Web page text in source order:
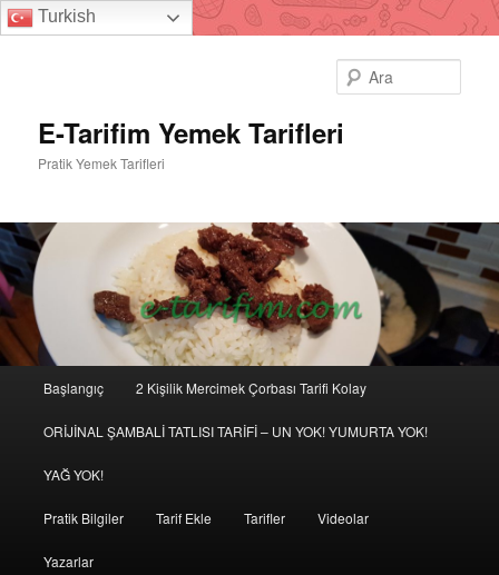
Turkish
E-Tarifim Yemek Tarifleri
Pratik Yemek Tarifleri
Birincil
içeriğe
geç
Başlangıç 2 Kişilik Mercimek Çorbası Tarifi Kolay
ORİJİNAL ŞAMBALİ TATLISI TARİFİ – UN YOK! YUMURTA YOK!
YAĞ YOK!
Pratik Bilgiler Tarif Ekle Tarifler Videolar
Yazarlar